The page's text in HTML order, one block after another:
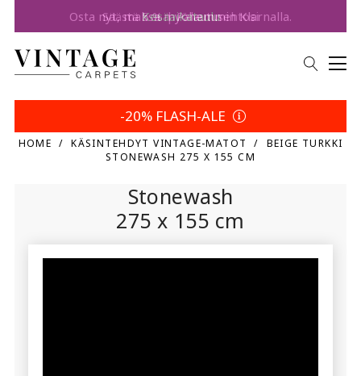
Säästä 5 % | Palautusehtosi
-20% FLASH-ALE
HOME KÄSINTEHDYT VINTAGE-MATOT
BEIGE TURKKI
STONEWASH 275 X 155 CM
Stonewash
275 x 155 cm